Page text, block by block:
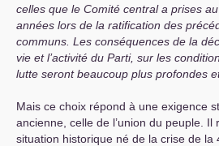
celles que le Comité central a prises
années lors de la ratification des
communs. Les conséquences de la
vie et l’activité du Parti, sur les
lutte seront beaucoup plus profondes
Mais ce choix répond à une exigence
ancienne, celle de l’union du peuple. Il
situation historique né de la crise de la